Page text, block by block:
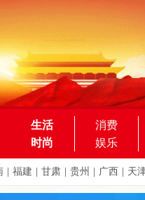
生活 消费
时尚 娱乐
福建 甘肃 贵州 广西 天